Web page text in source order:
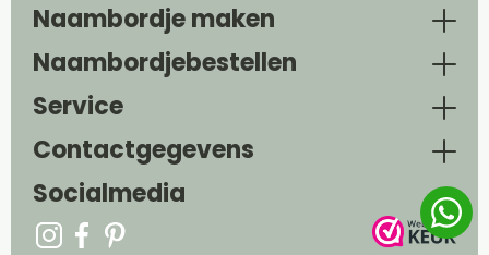
Naambordje maken
Naambordjebestellen
Service
Contactgegevens
Socialmedia